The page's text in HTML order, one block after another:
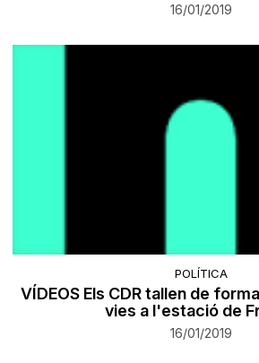
16/01/2019
POLÍTICA
VÍDEOS Els CDR tallen de
vies a l'estació de
16/01/2019